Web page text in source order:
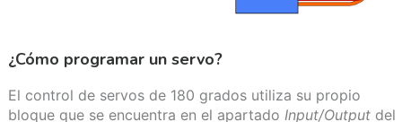
¿Cómo programar un servo?
El control de servos de 180 grados utiliza su propio
bloque que se encuentra en el apartado Input/Outputdel